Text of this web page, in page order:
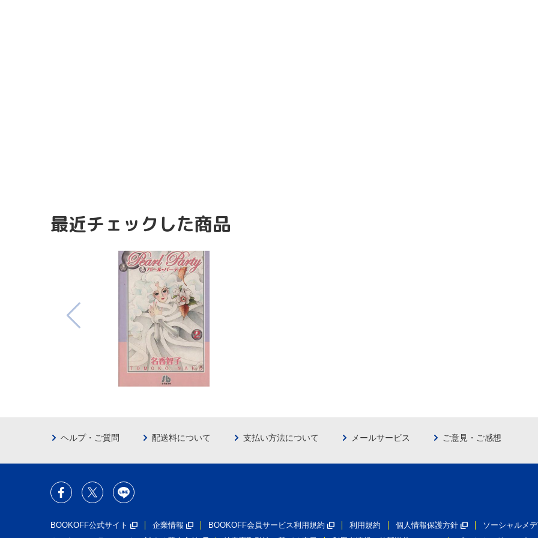
最近チェックした商品
ヘルプ・ご質問 配送料について 支払い方法について メールサービス ご意見・ご感想
BOOKOFF公式サイト 企業情報 BOOKOFF会員サービス利用規約 利用規約 個人情報保護方針
ソーシャルメ